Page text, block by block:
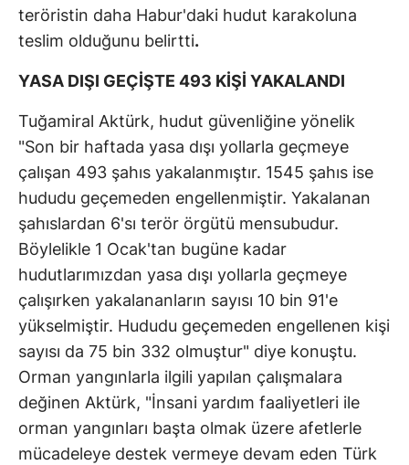
teröristin daha Habur'daki hudut karakoluna
teslim olduğunu belirtti.
YASA DIŞI GEÇİŞTE 493 KİŞİ YAKALANDI
Tuğamiral Aktürk, hudut güvenliğine yönelik
"Son bir haftada yasa dışı yollarla geçmeye
çalışan 493 şahıs yakalanmıştır. 1545 şahıs ise
hududu geçemeden engellenmiştir. Yakalanan
şahıslardan 6'sı terör örgütü mensubudur.
Böylelikle 1 Ocak'tan bugüne kadar
hudutlarımızdan yasa dışı yollarla geçmeye
çalışırken yakalananların sayısı 10 bin 91'e
yükselmiştir. Hududu geçemeden engellenen kişi
sayısı da 75 bin 332 olmuştur" diye konuştu.
Orman yangınlarla ilgili yapılan çalışmalara
değinen Aktürk, "İnsani yardım faaliyetleri ile
orman yangınları başta olmak üzere afetlerle
mücadeleye destek vermeye devam eden Türk